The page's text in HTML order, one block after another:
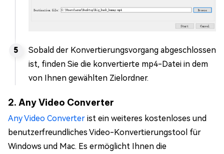
Sobald der Konvertierungsvorgang abgeschlossen
ist, finden Sie die konvertierte mp4-Datei in dem
von Ihnen gewählten Zielordner.
2. Any Video Converter
Any Video Converter ist ein weiteres kostenloses und
benutzerfreundliches Video-Konvertierungstool für
Windows und Mac. Es ermöglicht Ihnen die